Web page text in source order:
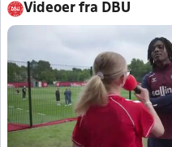
Videoer fra DBU